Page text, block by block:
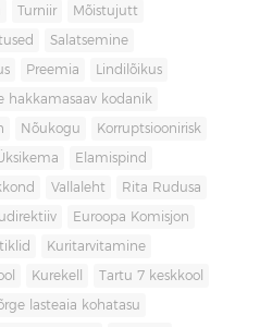
Turniir Mõistujutt
Salatsemine
Preemia Lindilõikus
hakkamasaav kodanik
Nõukogu Korruptsioonirisk
Elamispind
Vallaleht Rita Rudusa
Euroopa Komisjon
Kuritarvitamine
Kurekell Tartu 7 keskkool
lasteaia kohatasu